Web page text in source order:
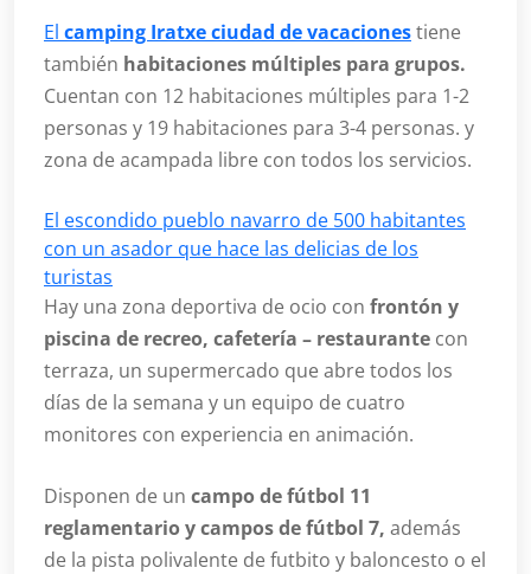
El camping Iratxe ciudad de vacacionestiene
también habitaciones múltiples para grupos.
Cuentan con 12 habitaciones múltiples para 1-2
personas y 19 habitaciones para 3-4 personas. y
zona de acampada libre con todos los servicios.
El escondido pueblo navarro de 500 habitantes
con un asador que hace las delicias de los
turistas
Hay una zona deportiva de ocio con frontón y
piscina de recreo, cafetería – restaurante con
terraza, un supermercado que abre todos los
días de la semana y un equipo de cuatro
monitores con experiencia en animación.
Disponen de un campo de fútbol 11
reglamentario y campos de fútbol 7, además
de la pista polivalente de futbito y baloncesto o el